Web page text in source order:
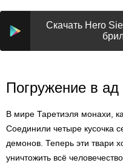
Скачать Hero
Погружение в ад
В мире Таретиэля монахи,
Соединили четыре кусочка
демонов. Теперь эти твари
уничтожить всё